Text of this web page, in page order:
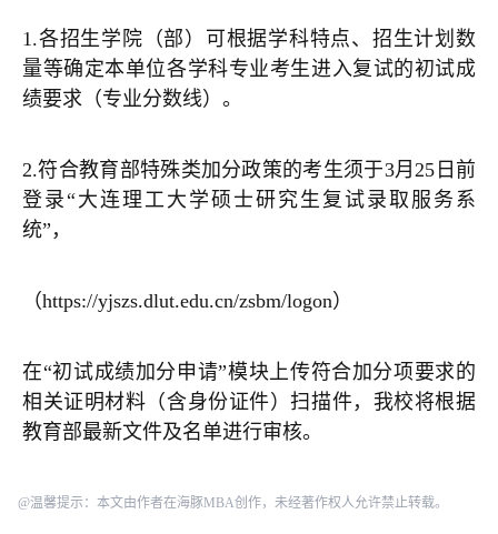
1.各招生学院（部）可根据学科特点、招生计划数
量等确定本单位各学科专业考生进入复试的初试成
绩要求（专业分数线）。
2.符合教育部特殊类加分政策的考生须于3月25日前
登录“大连理工大学硕士研究生复试录取服务系
统” ，
（https://yjszs.dlut.edu.cn/zsbm/logon）
在“初试成绩加分申请”模块上传符合加分项要求的
相关证明材料（含身份证件）扫描件，我校将根据
教育部最新文件及名单进行审核。
@温馨提示：本文由作者在海豚MBA创作，未经著作权人允许禁止转载。